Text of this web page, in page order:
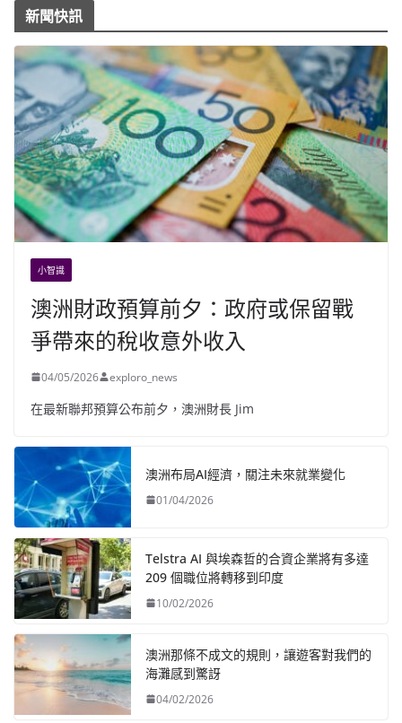
新聞快訊
小智識
澳洲財政預算前夕：政府或保留戰
爭帶來的稅收意外收入
04/05/2026 exploro_news
在最新聯邦預算公布前夕，澳洲財長 Jim
澳洲布局AI經濟，關注未來就業變化
01/04/2026
Telstra AI 與埃森哲的合資企業將有多達
209 個職位將轉移到印度
10/02/2026
澳洲那條不成文的規則，讓遊客對我們的
海灘感到驚訝
04/02/2026